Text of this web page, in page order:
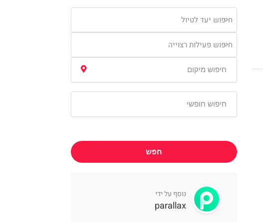
חיפוש יעד לטיול
חיפוש פעילות רצוייה
חפש
נוסף על ידי
parallax